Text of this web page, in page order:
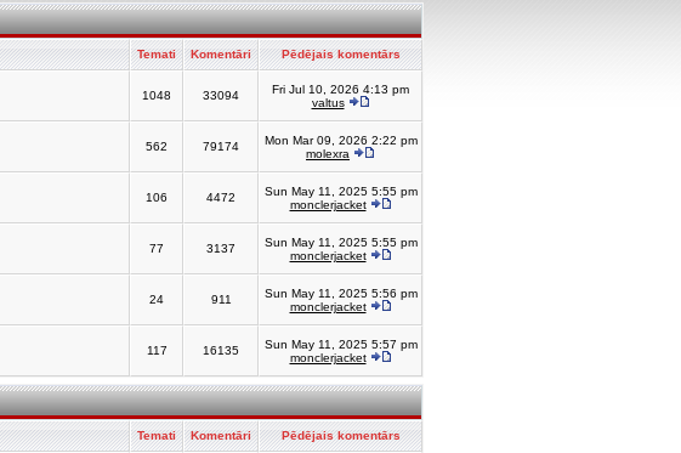
Temati Komentāri Pēdējais komentārs
1048 33094
Fri Jul 10, 2026 4:13 pm
valtus
562 79174
Mon Mar 09, 2026 2:22 pm
molexra
106 4472
Sun May 11, 2025 5:55 pm
monclerjacket
77 3137
Sun May 11, 2025 5:55 pm
monclerjacket
24 911
Sun May 11, 2025 5:56 pm
monclerjacket
117 16135
Sun May 11, 2025 5:57 pm
monclerjacket
Temati Komentāri Pēdējais komentārs